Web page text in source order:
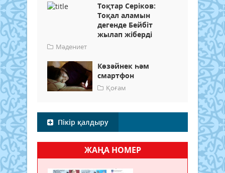
Тоқтар Серіков:
Тоқал аламын
дегенде Бейбіт
жылап жіберді
Мәдениет
Көзәйнек һәм
смартфон
Қоғам
Пікір қалдыру
ЖАҢА НОМЕР